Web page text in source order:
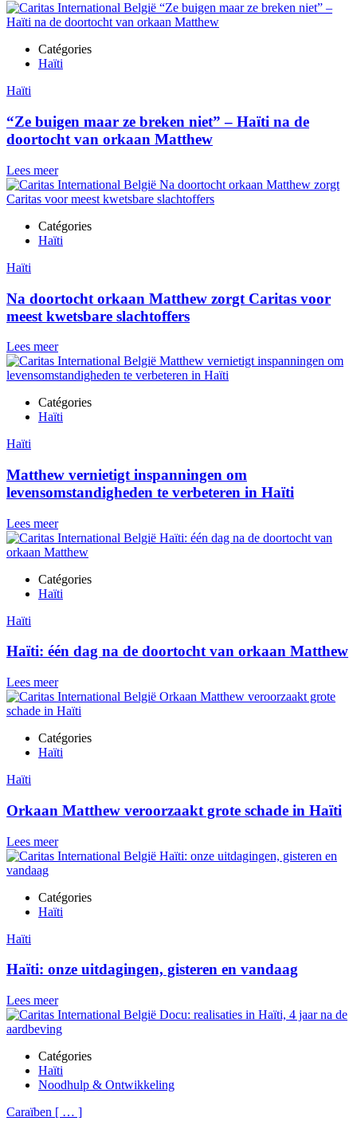
Catégories
Haïti
Haïti
“Ze buigen maar ze breken niet” – Haïti na de
doortocht van orkaan Matthew
Lees meer
Catégories
Haïti
Haïti
Na doortocht orkaan Matthew zorgt Caritas voor
meest kwetsbare slachtoffers
Lees meer
Catégories
Haïti
Haïti
Matthew vernietigt inspanningen om
levensomstandigheden te verbeteren in Haïti
Lees meer
Catégories
Haïti
Haïti
Haïti: één dag na de doortocht van orkaan Matthew
Lees meer
Catégories
Haïti
Haïti
Orkaan Matthew veroorzaakt grote schade in Haïti
Lees meer
Catégories
Haïti
Haïti
Haïti: onze uitdagingen, gisteren en vandaag
Lees meer
Catégories
Haïti
Noodhulp & Ontwikkeling
Caraïben [ … ]